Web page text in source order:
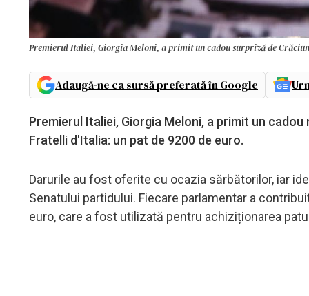
Premierul Italiei, Giorgia Meloni, a primit un cadou surpriză de
Adaugă-ne ca sursă preferată în Google
Premierul Italiei, Giorgia Meloni, a primit un
Fratelli d'Italia: un pat de 9200 de euro.
Darurile au fost oferite cu ocazia sărbătorilor, iar
Senatului partidului. Fiecare parlamentar a
euro, care a fost utilizată pentru achiziționarea